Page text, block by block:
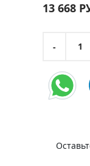
13 668
- 1